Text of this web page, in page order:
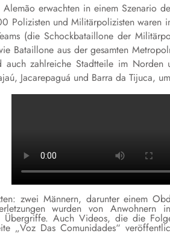
erwachten in einem Szenario
Polizisten und Militärpolizisten waren
(die Schockbataillone der
Bataillone aus der gesamten
auch zahlreiche Stadtteile im
Jacarepaguá und Barra da Tijuca,
zwei Männern, darunter einem
wurden von
Übergriffe. Auch Videos, die die
„Voz Das Comunidades“